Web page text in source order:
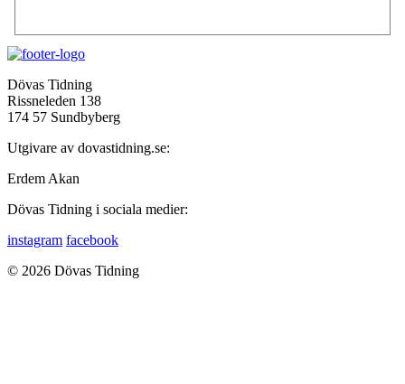
Dövas Tidning
Rissneleden 138
174 57 Sundbyberg
Utgivare av dovastidning.se:
Erdem Akan
Dövas Tidning i sociala medier:
instagram facebook
© 2026 Dövas Tidning